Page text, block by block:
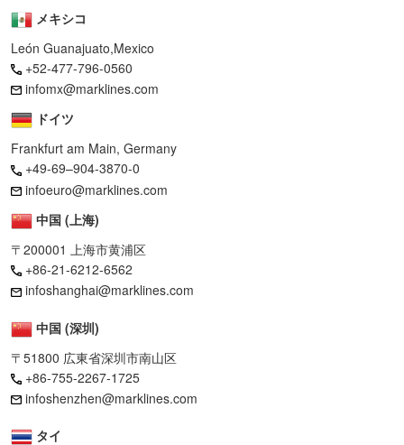
メキシコ
León Guanajuato,Mexico
+52-477-796-0560
infomx@marklines.com
ドイツ
Frankfurt am Main, Germany
+49-69–904-3870-0
infoeuro@marklines.com
中国 (上海)
〒200001 上海市黄浦区
+86-21-6212-6562
infoshanghai@marklines.com
中国 (深圳)
〒51800 広東省深圳市南山区
+86-755-2267-1725
infoshenzhen@marklines.com
タイ